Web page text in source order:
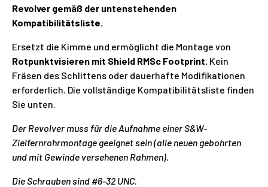
Revolver gemäß der untenstehenden
Kompatibilitätsliste.
Ersetzt die Kimme und ermöglicht die Montage von
Rotpunktvisieren mit Shield RMSc Footprint. Kein
Fräsen des Schlittens oder dauerhafte Modifikationen
erforderlich. Die vollständige Kompatibilitätsliste finden
Sie unten.
Der Revolver muss für die Aufnahme einer S&W-
Zielfernrohrmontage geeignet sein (alle neuen gebohrten
und mit Gewinde versehenen Rahmen).
Die Schrauben sind #6-32 UNC.